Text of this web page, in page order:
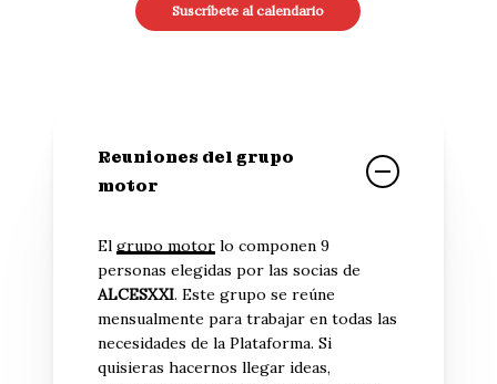
Suscríbete al calendario
Reuniones del grupo
motor
El grupo motorlo componen 9
personas elegidas por las socias de
ALCESXXI. Este grupo se reúne
mensualmente para trabajar en todas las
necesidades de la Plataforma. Si
quisieras hacernos llegar ideas,